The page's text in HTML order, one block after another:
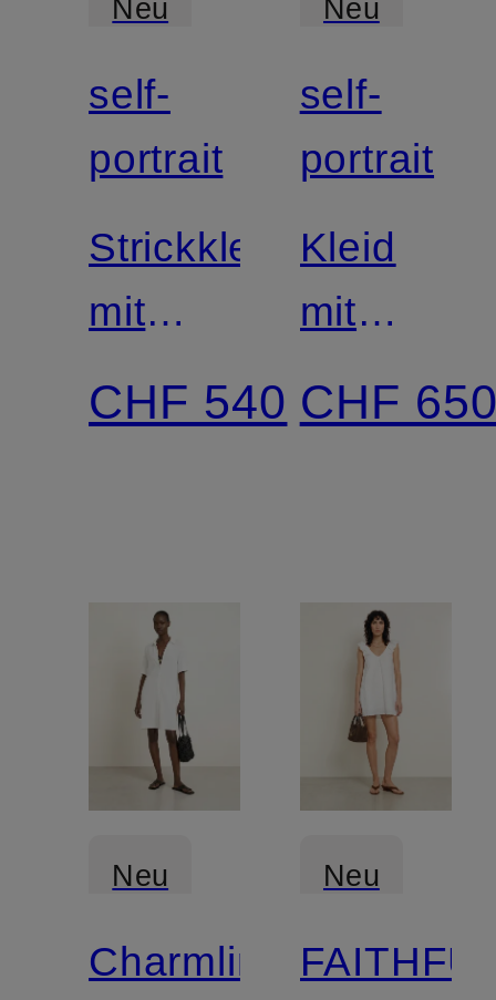
Neu
self-
portrait
Strickkleid
mit
Schmuckperlen
und
CHF 540
Neu
self-
portrait
Kleid
mit
im
CHF
Neu
Charmline
Neu
Zertifiziert